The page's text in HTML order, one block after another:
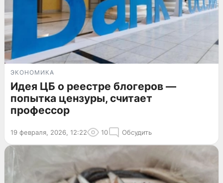
ЭКОНОМИКА
Идея ЦБ о реестре блогеров —
попытка цензуры, считает
профессор
19 февраля, 2026, 12:22 10 Обсудить